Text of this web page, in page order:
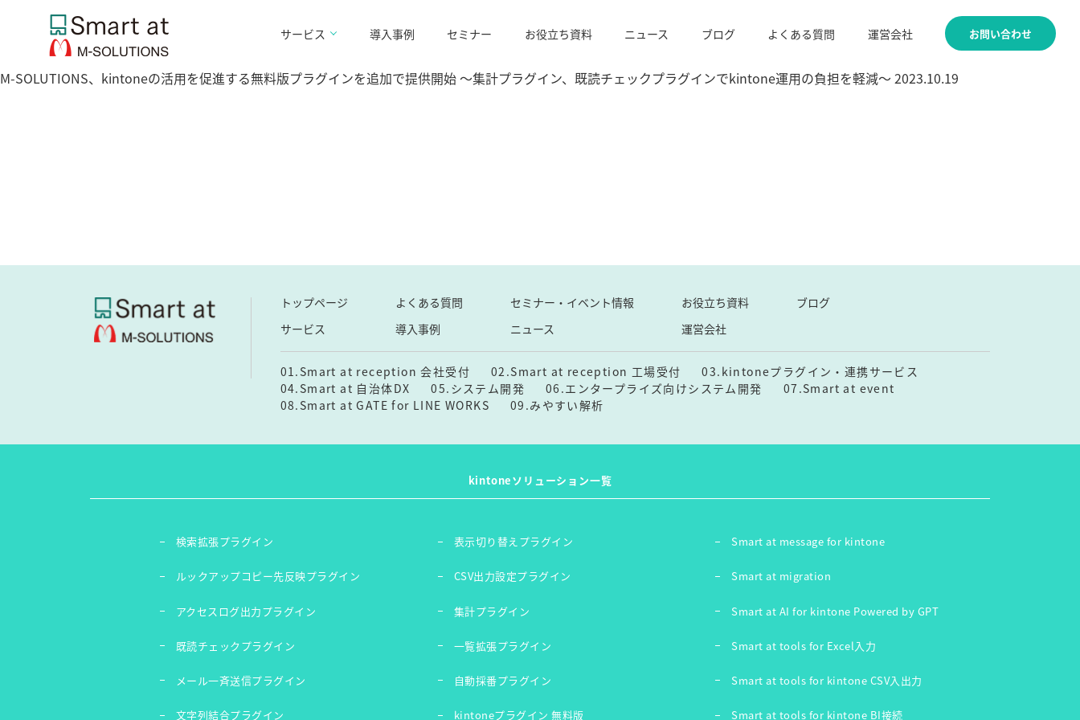
サービス 導入事例 セミナー お役立ち資料 ニュース ブログ よくある質問 運営会社 お問い合わせ
M-SOLUTIONS、kintoneの活用を促進する無料版プラグインを追加で提供開始 ～集計プラグイン、既読チェックプラグインでkintone運用の負担を軽減～ 2023.10.19
トップページ よくある質問 セミナー・イベント情報 お役立ち資料
ブログ
サービス
導入事例 ニュース 運営会社
01.Smart at reception 会社受付 02.Smart at reception 工場受付
03.kintoneプラグイン・連携サービス
04.Smart at 自治体DX
05.システム開発 06.エンタープライズ向けシステム開発
07.Smart at event
08.Smart at GATE for LINE WORKS
09.みやすい解析
kintoneソリューション一覧
検索拡張プラグイン
ルックアップコピー先反映プラグイン
アクセスログ出力プラグイン
既読チェックプラグイン
メール一斉送信プラグイン
文字列結合プラグイン
表示切り替えプラグイン
CSV出力設定プラグイン
集計プラグイン
一覧拡張プラグイン
自動採番プラグイン
kintoneプラグイン 無料版
Smart at message for kintone
Smart at migration
Smart at AI for kintone Powered by GPT
Smart at tools for Excel入力
Smart at tools for kintone CSV入出力
Smart at tools for kintone BI接続